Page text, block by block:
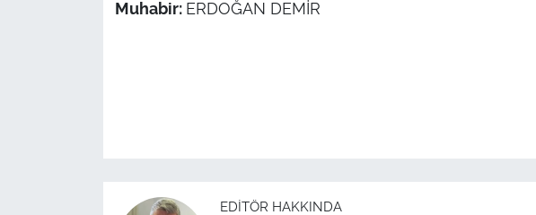
Muhabir: ERDOĞAN DEMİR
EDITÖR HAKKINDA